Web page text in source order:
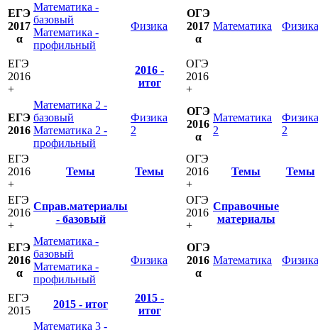
ЕГЭ
2017
α
Математика -
базовый
Математика -
профильный
Физика
ОГЭ
2017
α
Математика Физика
ЕГЭ
2016
+
2016 -
итог
ОГЭ
2016
+
ЕГЭ
2016
Математика 2 -
базовый
Математика 2 -
профильный
Физика
2
ОГЭ
2016
α
Математика
2
Физика
2
ЕГЭ
2016
+
Темы Темы
ОГЭ
2016
+
Темы Темы
ЕГЭ
2016
+
Справ.материалы
- базовый
ОГЭ
2016
+
Справочные
материалы
ЕГЭ
2016
α
Математика -
базовый
Математика -
профильный
Физика
ОГЭ
2016
α
Математика Физика
ЕГЭ
2015
2015 - итог
2015 -
итог
Математика 3 -